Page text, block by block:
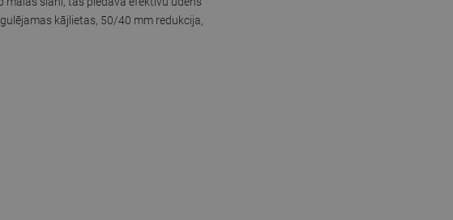
kājlietas, 50/40 mm redukcija,